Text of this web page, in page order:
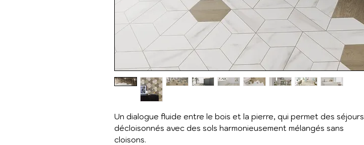
Un dialogue fluide entre le bois et la pierre, qui permet des séjours
décloisonnés avec des sols harmonieusement mélangés sans
cloisons.